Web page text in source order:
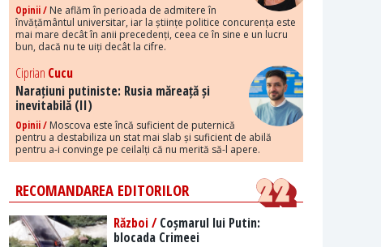
Opinii / Ne aflăm în perioada de admitere în
învățământul universitar, iar la științe politice concurența este
mai mare decât în anii precedenți, ceea ce în sine e un lucru
bun, dacă nu te uiți decât la cifre.
Ciprian Cucu
Narațiuni putiniste: Rusia măreață și
inevitabilă (II)
Opinii / Moscova este încă suficient de puternică
pentru a destabiliza un stat mai slab și suficient de abilă
pentru a-i convinge pe ceilalți că nu merită să-l apere.
RECOMANDAREA EDITORILOR
Război /Coșmarul lui Putin:
blocada Crimeei